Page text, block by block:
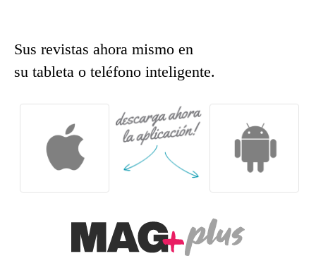
Sus revistas ahora mismo en
su tableta o teléfono inteligente.